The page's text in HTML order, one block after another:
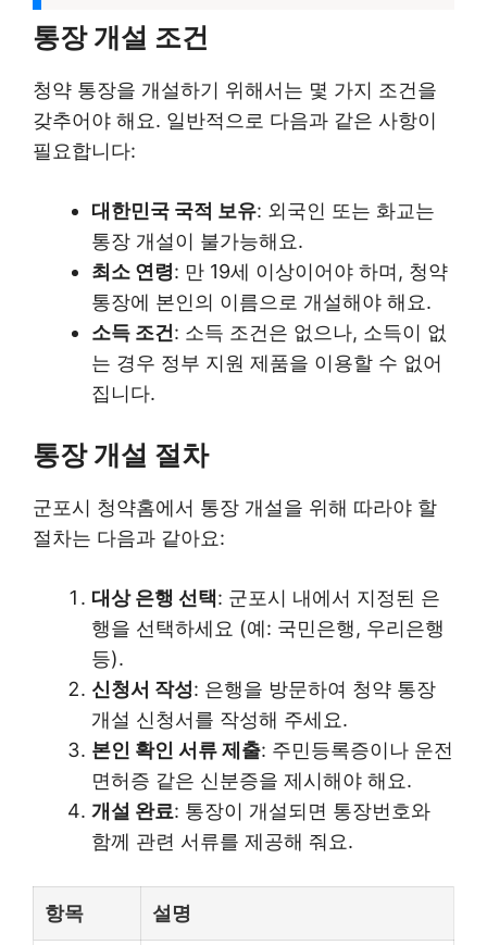
통장 개설 조건
청약 통장을 개설하기 위해서는 몇 가지 조건을
갖추어야 해요. 일반적으로 다음과 같은 사항이
필요합니다:
대한민국 국적 보유: 외국인 또는 화교는
통장 개설이 불가능해요.
최소 연령: 만 19세 이상이어야 하며, 청약
통장에 본인의 이름으로 개설해야 해요.
소득 조건: 소득 조건은 없으나, 소득이 없
는 경우 정부 지원 제품을 이용할 수 없어
집니다.
통장 개설 절차
군포시 청약홈에서 통장 개설을 위해 따라야 할
절차는 다음과 같아요:
대상 은행 선택: 군포시 내에서 지정된 은
행을 선택하세요 (예: 국민은행, 우리은행
등).
신청서 작성: 은행을 방문하여 청약 통장
개설 신청서를 작성해 주세요.
본인 확인 서류 제출: 주민등록증이나 운전
면허증 같은 신분증을 제시해야 해요.
개설 완료: 통장이 개설되면 통장번호와
함께 관련 서류를 제공해 줘요.
항목 설명